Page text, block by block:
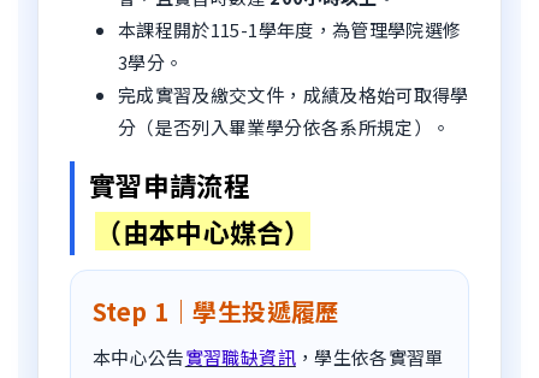
本課程開於115-1學年度，為管理學院選修
3學分。
完成實習及繳交文件，成績及格始可取得學
分（是否列入畢業學分依各系所規定）。
實習申請流程
（由本中心媒合）
Step 1｜學生投遞履歷
本中心公告實習職缺資訊，學生依各實習單